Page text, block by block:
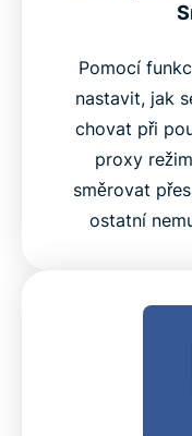
Pomocí
nastavit, jak
chovat při
proxy
směrovat
ostatní